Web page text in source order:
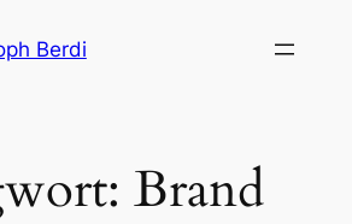
Berdi
Brand